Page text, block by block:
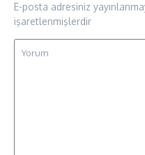
E-posta adresiniz
işaretlenmişlerdir